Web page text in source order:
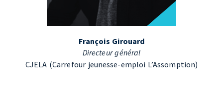
François Girouard
Directeur général
CJELA (Carrefour jeunesse-emploi L’Assomption)